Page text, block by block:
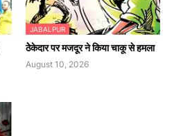
JABALPUR
ठेेकेदार पर मजदूर ने किया चाकू से हमला
August 10, 2026